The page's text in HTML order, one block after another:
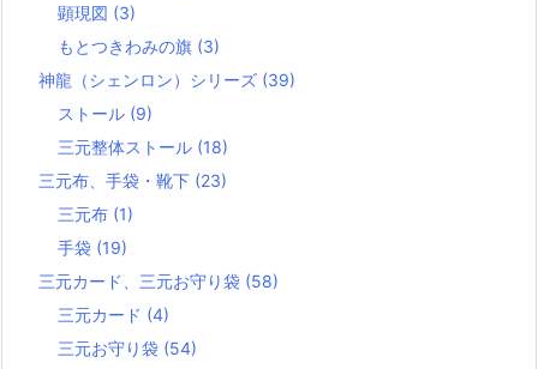
顕現図 (3)
もとつきわみの旗 (3)
神龍（シェンロン）シリーズ (39)
ストール (9)
三元整体ストール (18)
三元布、手袋・靴下 (23)
三元布 (1)
手袋 (19)
三元カード、三元お守り袋 (58)
三元カード (4)
三元お守り袋 (54)